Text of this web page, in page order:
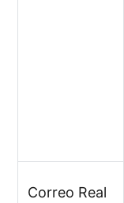
Correo Real